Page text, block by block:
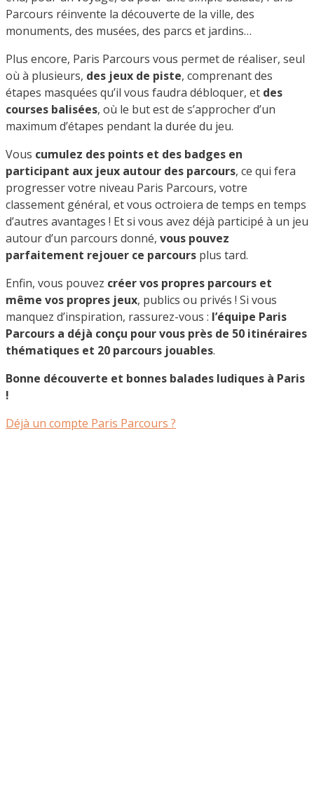
Parcours réinvente la découverte de la ville, des
monuments, des musées, des parcs et jardins…
Plus encore, Paris Parcours vous permet de réaliser, seul
où à plusieurs, des jeux de piste, comprenant des
étapes masquées qu’il vous faudra débloquer, et des
courses balisées, où le but est de s’approcher d’un
maximum d’étapes pendant la durée du jeu.
Vous cumulez des points et des badges en
participant aux jeux autour des parcours, ce qui fera
progresser votre niveau Paris Parcours, votre
classement général, et vous octroiera de temps en temps
d’autres avantages ! Et si vous avez déjà participé à un jeu
autour d’un parcours donné, vous pouvez
parfaitement rejouer ce parcours plus tard.
Enfin, vous pouvez créer vos propres parcours et
même vos propres jeux, publics ou privés ! Si vous
manquez d’inspiration, rassurez-vous : l’équipe Paris
Parcours a déjà conçu pour vous près de 50 itinéraires
thématiques et 20 parcours jouables.
Bonne découverte et bonnes balades ludiques à Paris
!
Déjà un compte Paris Parcours ?